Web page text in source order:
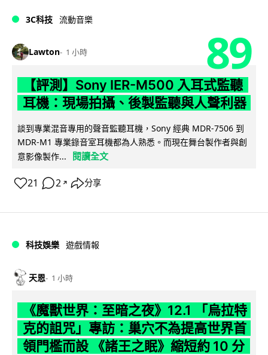
3C科技 流動音樂
Lawton 1 小時 89
【評測】Sony IER-M500 入耳式監聽
耳機：現場拍攝、後製監聽與人聲利器
談到專業混音專用的聲音監聽耳機，Sony 經典 MDR-7506 到
MDR-M1 專業錄音室耳機都為人熟悉。而現在舞台製作者與創
意影像製作...
閱讀全文
21 2 ↗ 分享
科技娛樂 遊戲情報
天恩 1 小時
《魔獸世界：至暗之夜》12.1 「烏拉特
克的詛咒」專訪：巢穴不為提高世界首
領門檻而設 《諸王之眠》縮短約 10 分